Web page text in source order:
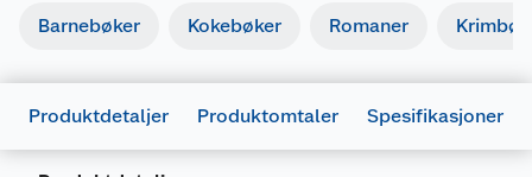
Barnebøker Kokebøker Romaner
Produktdetaljer Produktomtaler Spesifikasjoner